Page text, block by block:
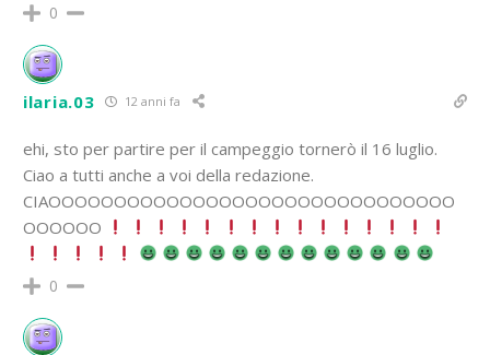
0
ilaria.03 12 anni fa
ehi, sto per partire per il campeggio tornerò il 16 luglio.
Ciao a tutti anche a voi della redazione.
CIAOOOOOOOOOOOOOOOOOOOOOOOOOOOOOOO
OOOOOO
0